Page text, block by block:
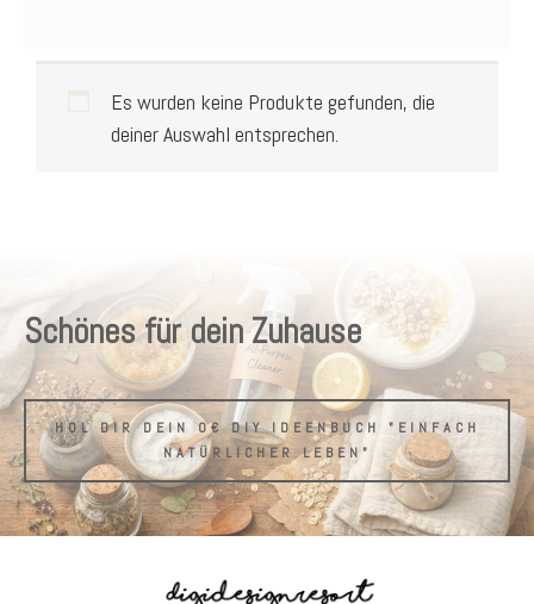
Es wurden keine Produkte gefunden, die
deiner Auswahl entsprechen.
Schönes für dein Zuhause
HOL DIR DEIN 0€ DIY IDEENBUCH "EINFACH
NATÜRLICHER LEBEN"